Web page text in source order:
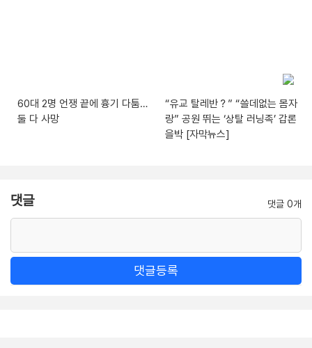
60대 2명 언쟁 끝에 흉기 다툼…
둘 다 사망
“유교 탈레반？” “쓸데없는 몸자
랑” 공원 뛰는 ‘상탈 러닝족’ 갑론
을박 [자막뉴스]
댓글 댓글 0개
댓글등록